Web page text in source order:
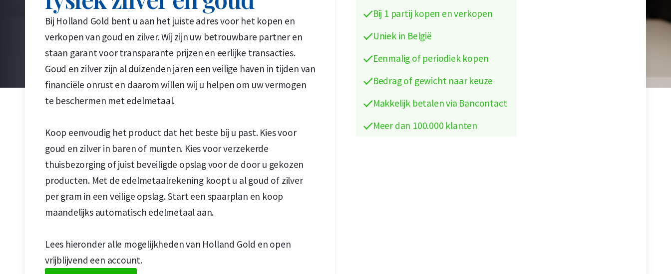
Koop nu de meest voordelige gouden munten en baren
Koop nu de meest voordelige zilveren munten en baren
Bij Holland Gold bent u aan het juiste adres voor het kopen en
verkopen van goud en zilver. Wij zijn uw betrouwbare partner en
staan garant voor transparante prijzen en eerlijke transacties.
Goud en zilver zijn al duizenden jaren een veilige haven in tijden van
financiële onrust en daarom willen wij u helpen om uw vermogen
te beschermen met edelmetaal.
Koop eenvoudig het product dat het beste bij u past. Kies voor
goud en zilver in baren of munten. Kies voor verzekerde
thuisbezorging of juist beveiligde opslag voor de door u gekozen
producten. Met de edelmetaalrekening koopt u al goud of zilver
per gram in een veilige opslag. Start een spaarplan en koop
maandelijks automatisch edelmetaal aan.
Lees hieronder alle mogelijkheden van Holland Gold en open
vrijblijvend een account.
Bij 1 partij kopen en verkopen
Uniek in België
Eenmalig of periodiek kopen
Bedrag of gewicht naar keuze
Makkelijk betalen via Bancontact
Meer dan 100.000 klanten